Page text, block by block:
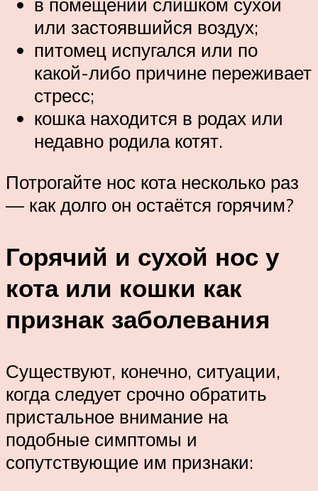
в помещении слишком сухой
или застоявшийся воздух;
питомец испугался или по
какой-либо причине переживает
стресс;
кошка находится в родах или
недавно родила котят.
Потрогайте нос кота несколько раз
— как долго он остаётся горячим?
Горячий и сухой нос у
кота или кошки как
признак заболевания
Существуют, конечно, ситуации,
когда следует срочно обратить
пристальное внимание на
подобные симптомы и
сопутствующие им признаки: